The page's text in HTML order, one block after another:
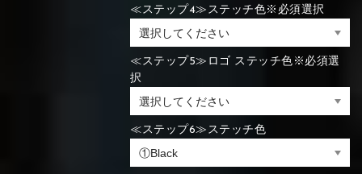
≪ステップ4≫ステッチ色※必須選択
≪ステップ5≫ロゴ ステッチ色※必須選
択
≪ステップ6≫ステッチ色